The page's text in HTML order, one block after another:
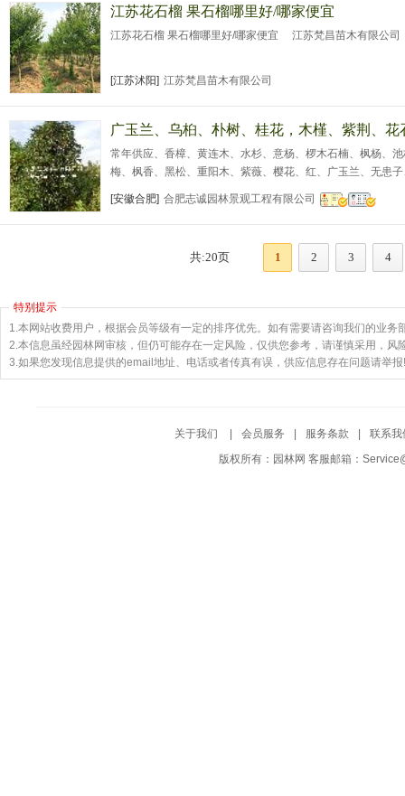
江苏花石榴 果石榴哪里好/哪家便宜
江苏花石榴 果石榴哪里好/哪家便宜 江苏梵昌苗木有限公司
[江苏沭阳] 江苏梵昌苗木有限公司
广玉兰、乌桕、朴树、桂花，木槿、紫荆、
常年供应、香樟、黄连木、水杉、意杨、椤木石楠、枫杨、
梅、枫香、黑松、重阳木、紫薇、樱花、红、广玉兰、无患
仲、棠梨、麻栎、构树、国槐、榔榆、青檀、柿树、枣、梨
栀子花球、海桐、火棘球、剑麻等
[安徽合肥] 合肥志诚园林景观工程有限公司
共:20页 1 2 3 4
特别提示
1.本网站收费用户，根据会员等级有一定的排序优先。如有需要请咨询我们的业务
2.本信息虽经园林网审核，但仍可能存在一定风险，仅供您参考，请谨慎采用，风
关于我们 | 会员服务 | 服务条款 |
联系我
版权所有：园林网 客服邮箱：